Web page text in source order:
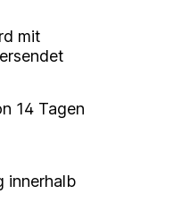
mit
14 Tagen
innerhalb